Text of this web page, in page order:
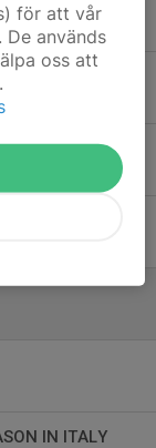
IN ITALY
för att vår
används
oss att